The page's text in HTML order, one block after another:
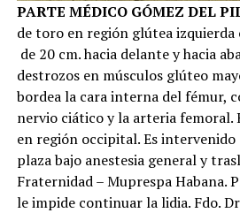
PARTE MÉDICO GÓMEZ DEL
de toro en región glútea
de 20 cm. hacia delante y hacia
destrozos en músculos glúteo
bordea la cara interna del fémur,
nervio ciático y la arteria femoral.
en región occipital. Es
plaza bajo anestesia general y
Fraternidad – Muprespa Habana.
le impide continuar la lidia. Fdo.